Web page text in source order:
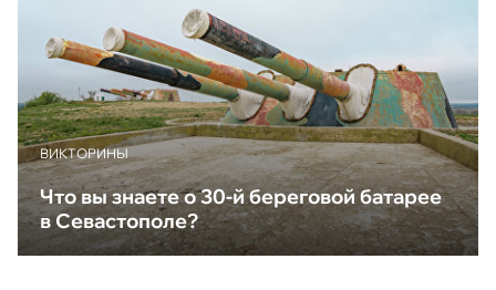
ВИКТОРИНЫ
Что вы знаете о 30-й береговой батарее
в Севастополе?